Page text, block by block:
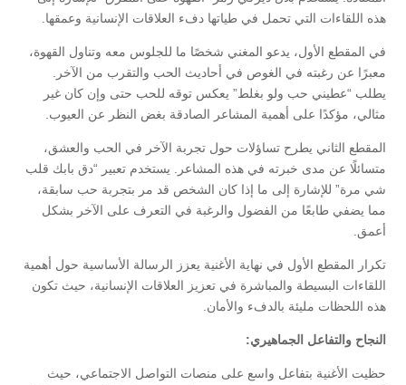
هذه اللقاءات التي تحمل في طياتها دفء العلاقات الإنسانية وعمقها.
في المقطع الأول، يدعو المغني شخصًا ما للجلوس معه وتناول القهوة،
معبرًا عن رغبته في الغوص في أحاديث الحب والتقرب من الآخر.
يطلب “عطيني حب ولو بغلط” يعكس توقه للحب حتى وإن كان غير
مثالي، مؤكدًا على أهمية المشاعر الصادقة بغض النظر عن العيوب.
المقطع الثاني يطرح تساؤلات حول تجربة الآخر في الحب والعشق،
متسائلًا عن مدى خبرته في هذه المشاعر.
يستخدم تعبير “دق بابك قلب
شي مرة” للإشارة إلى ما إذا كان الشخص قد مر بتجربة حب سابقة،
مما يضفي طابعًا من الفضول والرغبة في التعرف على الآخر بشكل
أعمق.
تكرار المقطع الأول في نهاية الأغنية يعزز الرسالة الأساسية حول أهمية
اللقاءات البسيطة والمباشرة في تعزيز العلاقات الإنسانية، حيث تكون
هذه اللحظات مليئة بالدفء والأمان.
النجاح والتفاعل الجماهيري:
حظيت الأغنية بتفاعل واسع على منصات التواصل الاجتماعي، حيث